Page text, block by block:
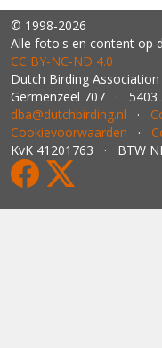
© 1998-2026
Alle foto's en content op
CC BY‑NC‑ND 4.0
Dutch Birding Association
Germenzeel 707 · 5403
dba@dutchbirding.nl ·
Cookievoorwaarden ·
KvK 41201763 · BTW